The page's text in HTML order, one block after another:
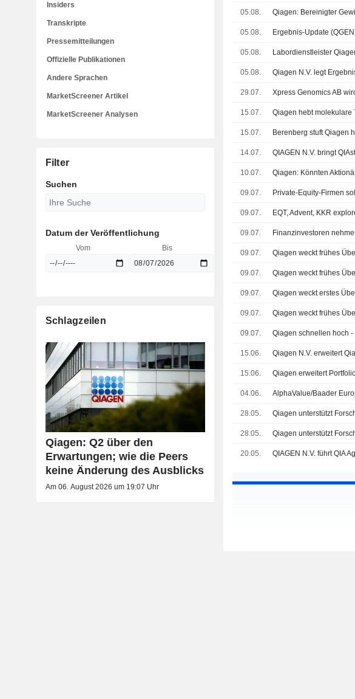
05.08. Qiagen: Bereinigter
05.08.
05.08. Labordienstleister
05.08.
29.07.
15.07.
15.07.
14.07.
10.07. Qiagen: Könnten
09.07.
09.07.
09.07. Finanzinvestoren
09.07. Qiagen weckt frühes
09.07. Qiagen weckt frühes
09.07.
09.07.
09.07. Qiagen schnellen hoch
15.06.
15.06. Qiagen erweitert
04.06.
28.05.
28.05.
20.05. QIAGEN N.V. führt QIA
Insiders
Transkripte
Pressemitteilungen
Offizielle Publikationen
Andere Sprachen
MarketScreener Artikel
MarketScreener Analysen
Filter
Suchen
Datum der Veröffentlichung
Vom Bis
Schlagzeilen
Qiagen: Q2 über den
Erwartungen; wie die Peers
keine Änderung des Ausblicks
Am 06. August 2026 um 19:07 Uhr